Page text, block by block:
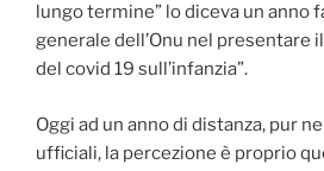
lungo termine” lo diceva un anno
generale dell’Onu nel presentare
del covid 19 sull’infanzia”.
Oggi ad un anno di distanza, pur
ufficiali, la percezione è proprio